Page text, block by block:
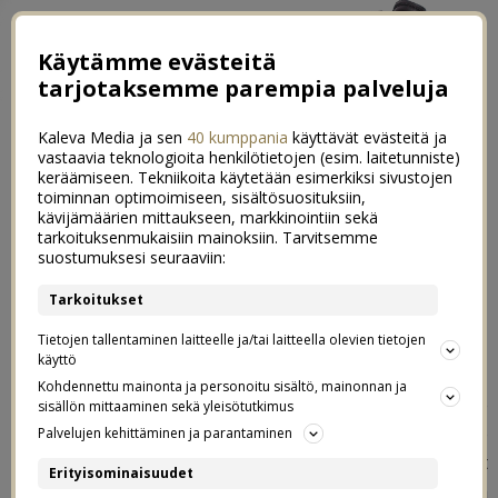
←Työasu & meidän tiistai
Shoppailuturhautumista ja ihania tyttöjä
Viikon arkiruoka #11 kasvispihvit
25.03.2015
Lupailin viime viikolla kasvisruokareseptiä, ja sellaisen te
tänään saatte! Ruoka on helppo tehdä, ja pihvejä tulee
iso satsi, ja ne on suuuperhyviä! Me tehtiin pihvit
Käytämme evästeitä
tarjotaksemme parempia palveluja
Kaleva Media ja sen 40 kumppania käyttävät evästeitä ja
vastaavia teknologioita henkilötietojen (esim. laitetunniste)
keräämiseen. Tekniikoita käytetään esimerkiksi sivustojen
toiminnan optimoimiseen, sisältösuosituksiin,
kävijämäärien mittaukseen, markkinointiin sekä
tarkoituksenmukaisiin mainoksiin. Tarvitsemme
suostumuksesi seuraaviin:
Tarkoitukset
Tietojen tallentaminen laitteelle ja/tai laitteella olevien tietojen
käyttö
Kohdennettu mainonta ja personoitu sisältö, mainonnan ja
sisällön mittaaminen sekä yleisötutkimus
Palvelujen kehittäminen ja parantaminen
Erityisominaisuudet